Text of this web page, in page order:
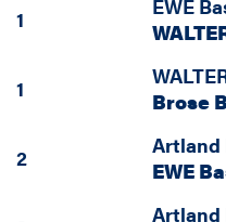
1 EWE
1
Brose
2 Artland
EWE
Artland